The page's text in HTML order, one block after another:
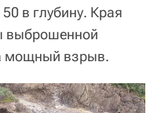
в глубину. Края
выброшенной
мощный взрыв.